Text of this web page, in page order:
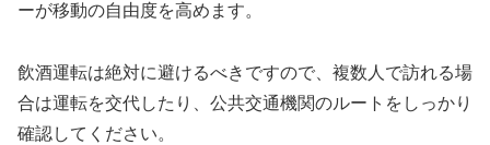
ーが移動の自由度を高めます。
飲酒運転は絶対に避けるべきですので、複数人で訪れる場
合は運転を交代したり、公共交通機関のルートをしっかり
確認してください。